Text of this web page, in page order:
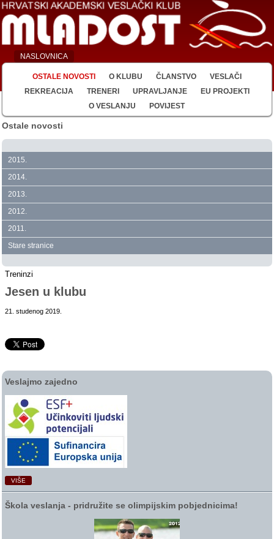
NASLOVNICA
OSTALE NOVOSTI O KLUBU ČLANSTVO
VESLAČI
REKREACIJA
TRENERI UPRAVLJANJE
EU PROJEKTI
O VESLANJU
POVIJEST
Ostale novosti
2015.
2014.
2013.
2012.
2011.
Stare stranice
Treninzi
Jesen u klubu
21. studenog 2019.
Veslajmo zajedno
VIŠE
Škola veslanja ‑ pridružite se olimpijskim pobjednicima!